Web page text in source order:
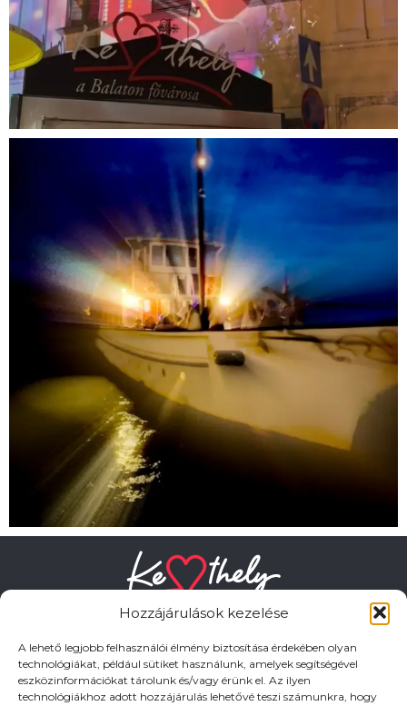
Hozzájárulások kezelése
A lehető legjobb felhasználói élmény biztosítása érdekében olyan
technológiákat, például sütiket használunk, amelyek segítségével
eszközinformációkat tárolunk és/vagy érünk el. Az ilyen
technológiákhoz adott hozzájárulás lehetővé teszi számunkra, hogy
HASZNOS LINKEK